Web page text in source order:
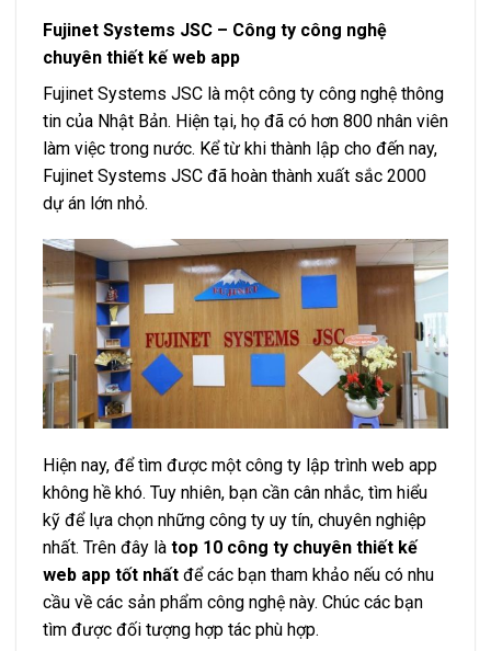
Fujinet Systems JSC – Công ty công nghệ
chuyên thiết kế web app
Fujinet Systems JSC là một công ty công nghệ thông
tin của Nhật Bản. Hiện tại, họ đã có hơn 800 nhân viên
làm việc trong nước. Kể từ khi thành lập cho đến nay,
Fujinet Systems JSC đã hoàn thành xuất sắc 2000
dự án lớn nhỏ.
Hiện nay, để tìm được một công ty lập trình web app
không hề khó. Tuy nhiên, bạn cần cân nhắc, tìm hiểu
kỹ để lựa chọn những công ty uy tín, chuyên nghiệp
nhất. Trên đây là top 10 công ty chuyên thiết kế
web app tốt nhất để các bạn tham khảo nếu có nhu
cầu về các sản phẩm công nghệ này. Chúc các bạn
tìm được đối tượng hợp tác phù hợp.